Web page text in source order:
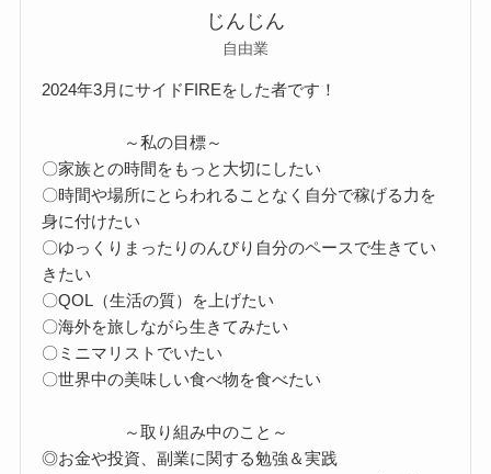
じんじん
自由業
2024年3月にサイドFIREをした者です！
～私の目標～
〇家族との時間をもっと大切にしたい
〇時間や場所にとらわれることなく自分で稼げる力を
身に付けたい
〇ゆっくりまったりのんびり自分のペースで生きてい
きたい
〇QOL（生活の質）を上げたい
〇海外を旅しながら生きてみたい
〇ミニマリストでいたい
〇世界中の美味しい食べ物を食べたい
～取り組み中のこと～
◎お金や投資、副業に関する勉強＆実践